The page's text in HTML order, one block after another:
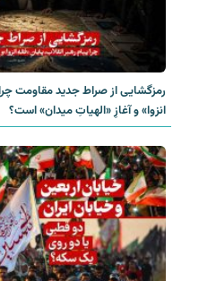
رمزگشایی از صراط جدید مقاومت چرا
انزوا» و آغازِ «الهیاتِ میدان» است؟